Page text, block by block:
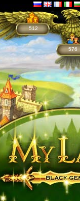
512
576